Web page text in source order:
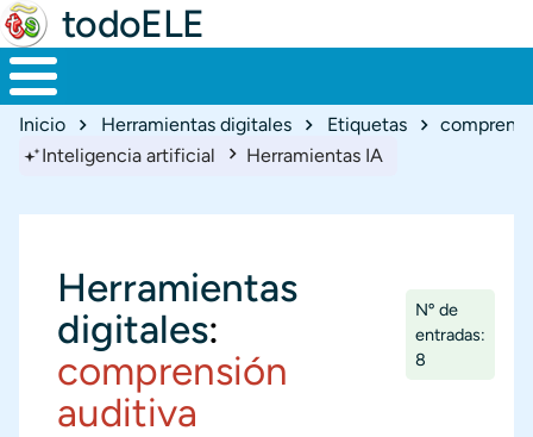
todoELE
Ruta de navegación
Inicio Herramientas digitales Etiquetas
Inteligencia artificial
Herramientas IA
Herramientas
digitales:
comprensión
auditiva
Nº de
entradas:
8